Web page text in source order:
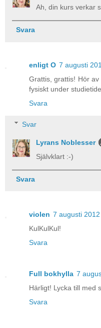
Ah, din kurs verkar
Svara
enligt O 7 augusti
Grattis, grattis! Hör
fysiskt under
Svara
Svar
Lyrans Noblesser
Självklart :-)
Svara
violen 7 augusti
KulKulKul!
Svara
Full bokhylla 7
Härligt! Lycka till med
Svara